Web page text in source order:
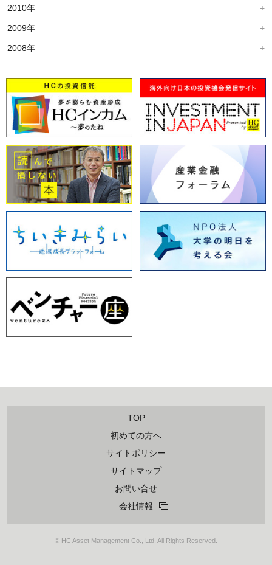
2010年
2009年
2008年
TOP
初めての方へ
サイトポリシー
サイトマップ
お問い合せ
会社情報
© HC Asset Management Co., Ltd. All Rights Reserved.